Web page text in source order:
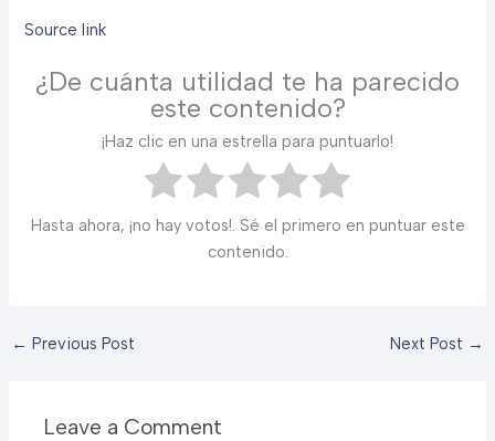
Source link
¿De cuánta utilidad te ha parecido
este contenido?
¡Haz clic en una estrella para puntuarlo!
Hasta ahora, ¡no hay votos!. Sé el primero en puntuar este
contenido.
← Previous Post Next Post →
Leave a Comment